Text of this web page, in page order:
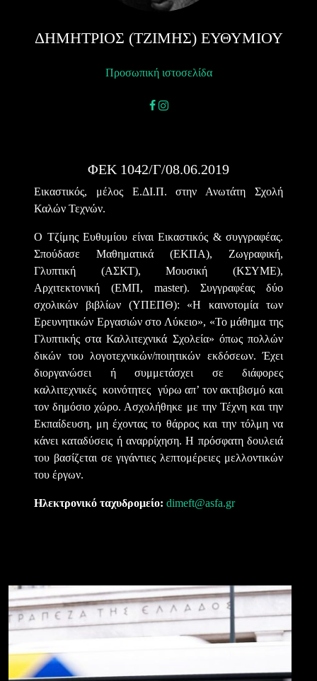
ΔΗΜΗΤΡΙΟΣ (ΤΖΙΜΗΣ) ΕΥΘΥΜΙΟΥ
Προσωπική ιστοσελίδα
facebook
instagram
ΦΕΚ 1042/Γ/08.06.2019
Εικαστικός, μέλος Ε.ΔΙ.Π. στην Ανωτάτη Σχολή
Καλών Τεχνών.
O Τζίμης Ευθυμίου είναι Εικαστικός & συγγραφέας.
Σπούδασε Μαθηματικά (ΕΚΠΑ), Ζωγραφική,
Γλυπτική (ΑΣΚΤ), Μουσική (ΚΣΥΜΕ),
Αρχιτεκτονική (ΕΜΠ, master). Συγγραφέας δύο
σχολικών βιβλίων (ΥΠΕΠΘ): «Η καινοτομία των
Ερευνητικών Εργασιών στο Λύκειο», «Το μάθημα της
Γλυπτικής στα Καλλιτεχνικά Σχολεία» όπως πολλών
δικών του λογοτεχνικών/ποιητικών εκδόσεων. Έχει
διοργανώσει ή συμμετάσχει σε διάφορες
καλλιτεχνικές κοινότητες γύρω απ’ τον ακτιβισμό και
τον δημόσιο χώρο. Ασχολήθηκε με την Τέχνη και την
Εκπαίδευση, μη έχοντας το θάρρος και την τόλμη να
κάνει καταδύσεις ή αναρρίχηση. Η πρόσφατη δουλειά
του βασίζεται σε γιγάντιες λεπτομέρειες μελλοντικών
του έργων.
Ηλεκτρονικό ταχυδρομείο: dimeft@asfa.gr